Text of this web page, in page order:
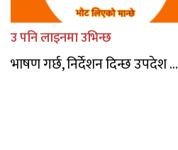
उ पनि लाइनमा उभिन्छ
भाषण गर्छ, निर्देशन दिन्छ उपदेश ...